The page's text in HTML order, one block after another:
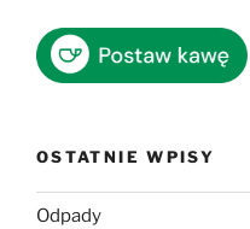
OSTATNIE WPISY
Odpady